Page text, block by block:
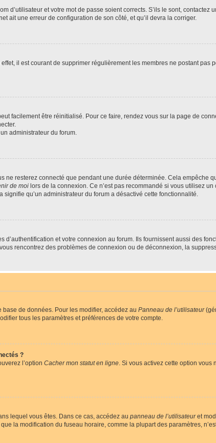
d’utilisateur et votre mot de passe soient corrects. S’ils le sont, contactez
ait une erreur de configuration de son côté, et qu’il devra la corriger.
il est courant de supprimer régulièrement les membres ne postant
facilement être réinitialisé. Pour ce faire, rendez vous sur la page de
administrateur du forum.
ne resterez connecté que pendant une durée déterminée. Cela empêche
de moi lors de la connexion. Ce n’est pas recommandé si vous utilisez
qu’un administrateur du forum a désactivé cette fonctionnalité.
et votre connexion au forum. Ils fournissent aussi des
rencontrez des problèmes de connexion ou de déconnexion, la
de données. Pour les modifier, accédez au Panneau de l’utilisateur
tous les paramètres et préférences de votre compte.
?
l’option Cacher mon statut en ligne. Si vous activez cette option
lequel vous êtes. Dans ce cas, accédez au panneau de l’utilisateuret
la modification du fuseau horaire, comme la plupart des paramètres,